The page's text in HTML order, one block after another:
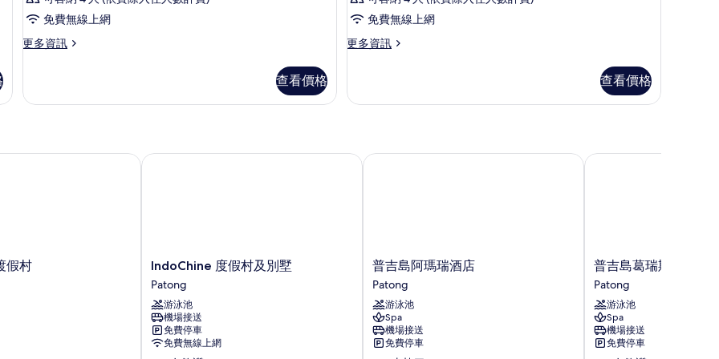
免費無線上網
更多資訊
更
的
查看價格
免費無線上網
更多資訊
更
的
查看價格
假村
IndoChine
度
假
村
及
別
墅
IndoChine 度假村及別墅
Patong
游泳池
機場接送
免費停車
免費無線上網
IndoChine 度假村及別墅
普
吉
島
阿
瑪
瑞
酒
普吉島阿瑪瑞酒店
Patong
游泳池
Spa
機場接送
免費停車
普吉島阿瑪瑞酒店
普
吉
島
葛
瑞
斯
蘭
普吉島葛瑞斯蘭度假
Patong
游泳池
Spa
機場接送
免費停車
普吉島葛瑞斯蘭度假村